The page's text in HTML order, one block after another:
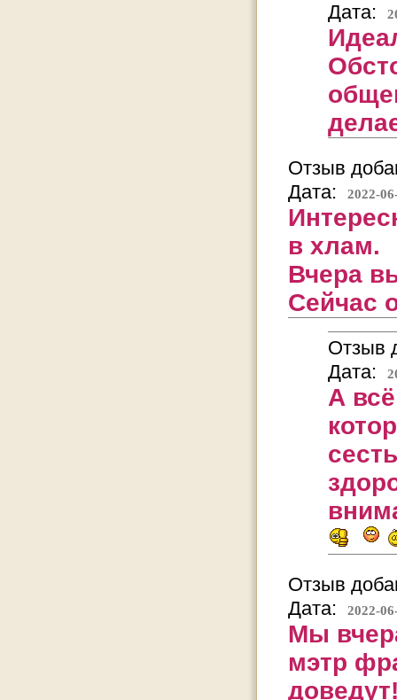
Дата:
Отзыв
Дата:
2022-
в хлам.
Вчера
Сейчас
Отзыв
Дата:
А
Отзыв
Дата:
2022-
Мы
мэтр